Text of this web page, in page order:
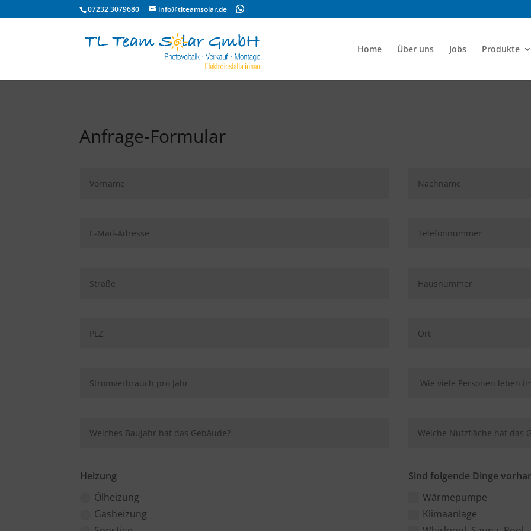
07232 3079680 info@tlteamsolar.de
Home Über uns Jobs Produkte
Anfrage-Formular
Heizung
Ölheizung
Gasheizung
Sind folgende Dinge
Wärmepumpe
Klimaanlage